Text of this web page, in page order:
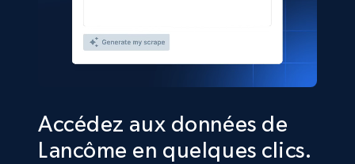
Accédez aux données de
Lancôme en quelques clics.